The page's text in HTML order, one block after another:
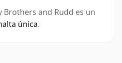
Brothers and Rudd es un
única.